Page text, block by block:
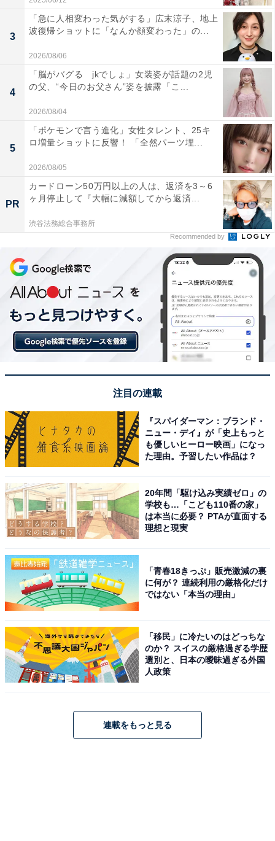
3
「急に人相変わった気がする」広末涼子、地上
波復帰ショットに「なんか顔変わった」の...
2026/08/06
4
「脳がバグる jkでしょ」女装姿が話題の2児
の父、“今日のお父さん”姿を披露「こ...
2026/08/04
5
「ポケモンで言う進化」女性タレント、25キ
ロ増量ショットに反響！ 「全然パーツ埋...
2026/08/05
PR
カードローン50万円以上の人は、返済を3～6
ヶ月停止して『大幅に減額してから返済...
渋谷法務総合事務所
Recommended by
注目の連載
『スパイダーマン：ブランド・
ニュー・デイ』が「史上もっと
も優しいヒーロー映画」になっ
た理由。予習したい作品は？
20年間「駆け込み実績ゼロ」の
学校も…「こども110番の家」
は本当に必要？ PTAが直面する
理想と現実
「青春18きっぷ」販売激減の裏
に何が？ 連続利用の厳格化だけ
ではない「本当の理由」
「移民」に冷たいのはどっちな
のか？ スイスの厳格過ぎる学歴
選別と、日本の曖昧過ぎる外国
人政策
連載をもっと見る